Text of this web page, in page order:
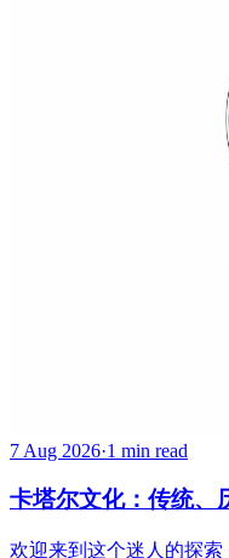
7 Aug 2026·1 min read
卡塔尔文化：传统、
欢迎来到这个迷人的探